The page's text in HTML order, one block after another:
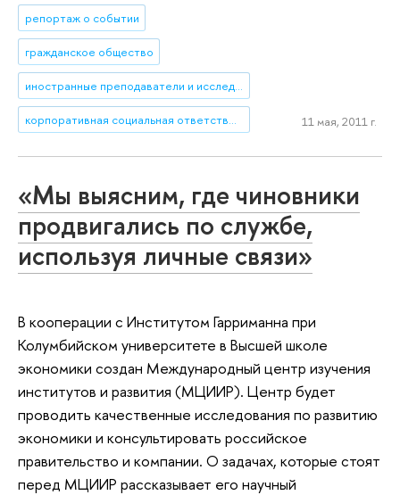
репортаж о событии
гражданское общество
иностранные преподаватели и исследователи
корпоративная социальная ответственность 11 мая, 2011 г.
«Мы выясним, где чиновники
продвигались по службе,
используя личные связи»
В кооперации с Институтом Гарриманна при
Колумбийском университете в Высшей школе
экономики создан Международный центр изучения
институтов и развития (МЦИИР). Центр будет
проводить качественные исследования по развитию
экономики и консультировать российское
правительство и компании. О задачах, которые стоят
перед МЦИИР рассказывает его научный